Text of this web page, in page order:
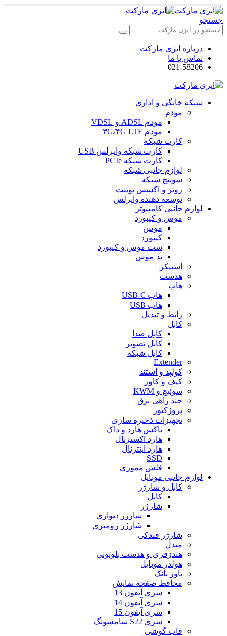
جستجو
درباره ایزی مارکت
تماس با ما
021-58206
شبکه خانگی و اداری
مودم
مودم ADSL و VDSL
مودم ۳G/۴G LTE
کارت شبکه
کارت شبکه وایرلس USB
کارت شبکه PCIe
لوازم جانبی شبکه
سوییچ شبکه
روتر و اکسس پوینت
توسعه دهنده وایرلس
لوازم جانبی کامپیوتر
موس و کیبورد
موس
کیبورد
ست موس و کیبورد
پد موس
اسپیکر
هدست
هاب
هاب USB-C
هاب USB
رابط و تبدیل
کابل
کابل صدا
کابل تصویر
کابل شبکه
Extender
کولپد و استند
کیف و کاور
سوئیچ و KWM
چند راهی برق
پروژکتور
تجهیزات ذخیره سازی
باکس هارد و داک
هارد اکسترنال
هارد اینترنال
SSD
فلش مموری
لوازم جانبی موبایل
کابل و شارژر
کابل
شارژر
شارژر دیواری
شارژر رومیزی
شارژر فندکی
مبدل
هندزفری و هدست بلوتوثی
هولدر موبایل
پاور بانک
محافظ صفحه نمایش
سری آیفون 13
سری آیفون 14
سری آیفون 15
سری S22 سامسونگ
قاب گوشی